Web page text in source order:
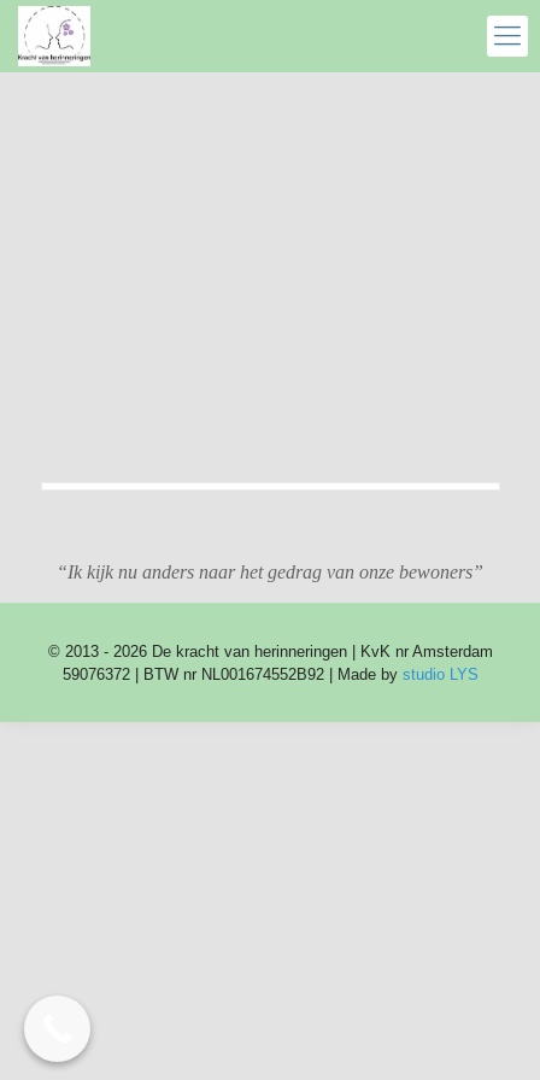
“Ik kijk nu anders naar het gedrag van onze bewoners”
© 2013 - 2026 De kracht van herinneringen | KvK nr Amsterdam
59076372 | BTW nr NL001674552B92 | Made by studio LYS